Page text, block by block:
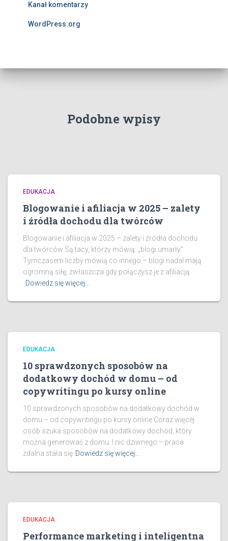
Kanał komentarzy
WordPress.org
Podobne wpisy
EDUKACJA
Blogowanie i afiliacja w 2025 – zalety
i źródła dochodu dla twórców
Blogowanie i afiliacja w 2025 – zalety i źródła dochodu
dla twórców Są tacy, którzy mówią: „blogi umarły”.
Tymczasem liczby mówią co innego – blogi nadal mają
ogromną siłę, zwłaszcza gdy połączysz je z afiliacją
Dowiedz się więcej…
EDUKACJA
10 sprawdzonych sposobów na
dodatkowy dochód w domu – od
copywritingu po kursy online
10 sprawdzonych sposobów na dodatkowy dochód w
domu – od copywritingu po kursy online Coraz więcej
osób szuka sposobów na dodatkowy dochód, który
można generować z domu. I nic dziwnego – praca
zdalna stała się Dowiedz się więcej…
EDUKACJA
Performance marketing i inteligentna